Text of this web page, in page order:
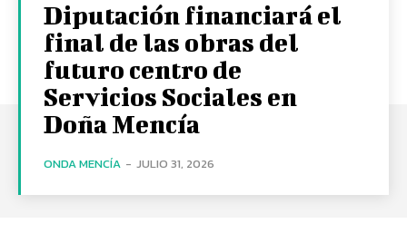
Diputación financiará el
final de las obras del
futuro centro de
Servicios Sociales en
Doña Mencía
ONDA MENCÍA - JULIO 31, 2026